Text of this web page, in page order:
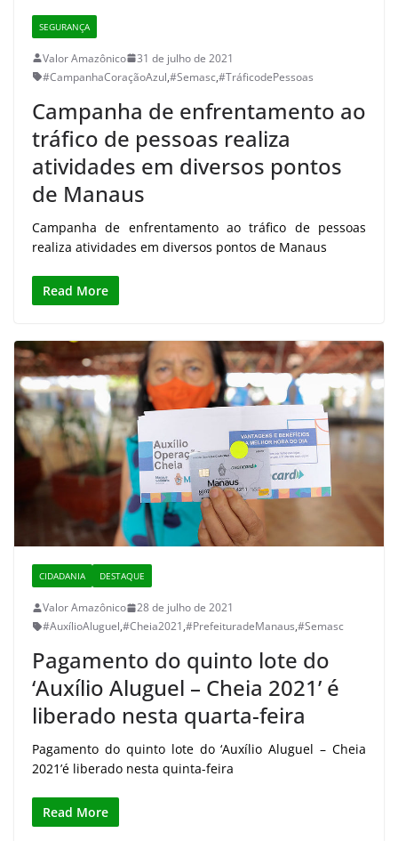
SEGURANÇA
Valor Amazônico
31 de julho de 2021
#CampanhaCoraçãoAzul,#Semasc,#TráficodePessoas
Campanha de enfrentamento ao
tráfico de pessoas realiza
atividades em diversos pontos
de Manaus
Campanha de enfrentamento ao tráfico de pessoas
realiza atividades em diversos pontos de Manaus
Read More
CIDADANIA DESTAQUE
Valor Amazônico
28 de julho de 2021
#AuxílioAluguel,#Cheia2021,#PrefeituradeManaus,#Semasc
Pagamento do quinto lote do
‘Auxílio Aluguel – Cheia 2021’ é
liberado nesta quarta-feira
Pagamento do quinto lote do ‘Auxílio Aluguel – Cheia
2021’é liberado nesta quinta-feira
Read More